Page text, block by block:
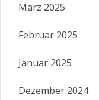
März 2025
Februar 2025
Januar 2025
Dezember 2024